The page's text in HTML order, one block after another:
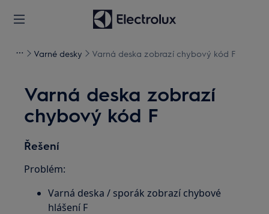
Varné desky Varná deska zobrazí chybový kód F
Varná deska zobrazí
chybový kód F
Řešení
Problém:
Varná deska / sporák zobrazí chybové
hlášení F